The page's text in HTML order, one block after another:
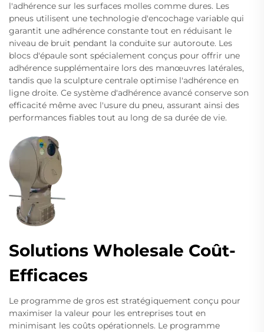
l'adhérence sur les surfaces molles comme dures. Les
pneus utilisent une technologie d'encochage variable qui
garantit une adhérence constante tout en réduisant le
niveau de bruit pendant la conduite sur autoroute. Les
blocs d'épaule sont spécialement conçus pour offrir une
adhérence supplémentaire lors des manœuvres latérales,
tandis que la sculpture centrale optimise l'adhérence en
ligne droite. Ce système d'adhérence avancé conserve son
efficacité même avec l'usure du pneu, assurant ainsi des
performances fiables tout au long de sa durée de vie.
Solutions Wholesale Coût-
Efficaces
Le programme de gros est stratégiquement conçu pour
maximiser la valeur pour les entreprises tout en
minimisant les coûts opérationnels. Le programme